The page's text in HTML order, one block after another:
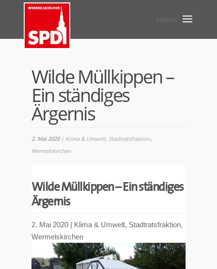
Wilde Müllkippen –
Ein ständiges
Ärgernis
2. Mai 2020| Klima & Umwelt, Stadtratsfraktion,
Wermelskirchen
Wilde Müllkippen – Ein ständiges
Ärgernis
2. Mai 2020| Klima & Umwelt, Stadtratsfraktion,
Wermelskirchen